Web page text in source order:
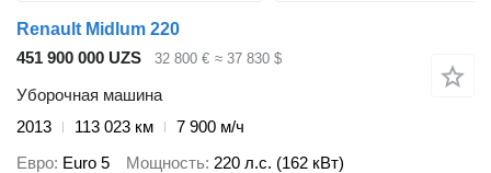
Renault Midlum 220
451 900 000 UZS
32 800 € ≈ 37 830 $
Уборочная машина
2013
113 023 км
7 900 м/ч
Евро Euro 5 Мощность 220 л.с. (162 кВт)